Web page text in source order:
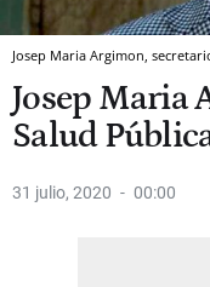
Josep Maria Argimon,
Josep Maria
Salud
31 julio, 2020 00:00